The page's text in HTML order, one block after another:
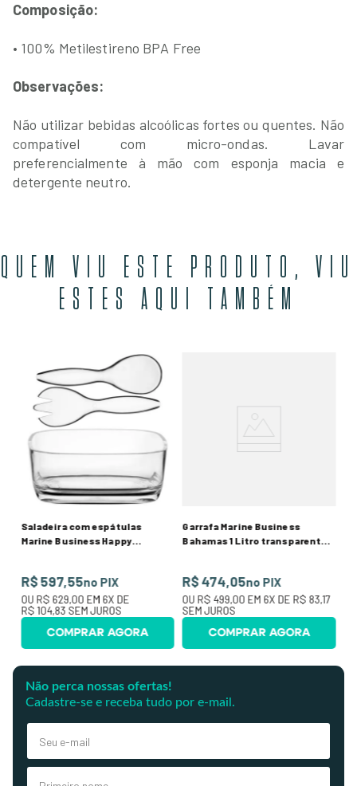
Composição:
• 100% Metilestireno BPA Free
Observações:
Não utilizar bebidas alcoólicas fortes ou quentes. Não
compatível com micro-ondas. Lavar
preferencialmente à mão com esponja macia e
detergente neutro.
QUEM VIU ESTE PRODUTO, VIU
ESTES AQUI TAMBÉM
Saladeira com espátulas
Marine Business Happy
R$ 597,55no PIX
OU R$ 629,00 EM 6X DE
R$ 104,83 SEM JUROS
COMPRAR AGORA
Garrafa Marine Business
Bahamas 1 Litro transparente 2
R$ 474,05no PIX
OU R$ 499,00 EM 6X DE R$ 83,17
SEM JUROS
COMPRAR AGORA
Não perca nossas ofertas!
Cadastre-se e receba tudo por e-mail.